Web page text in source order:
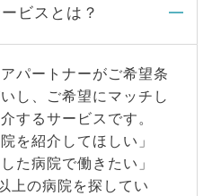
ビスとは？
パートナーがご希望条
し、ご希望にマッチし
するサービスです。
を紹介してほしい」
た病院で働きたい」
上の病院を探してい